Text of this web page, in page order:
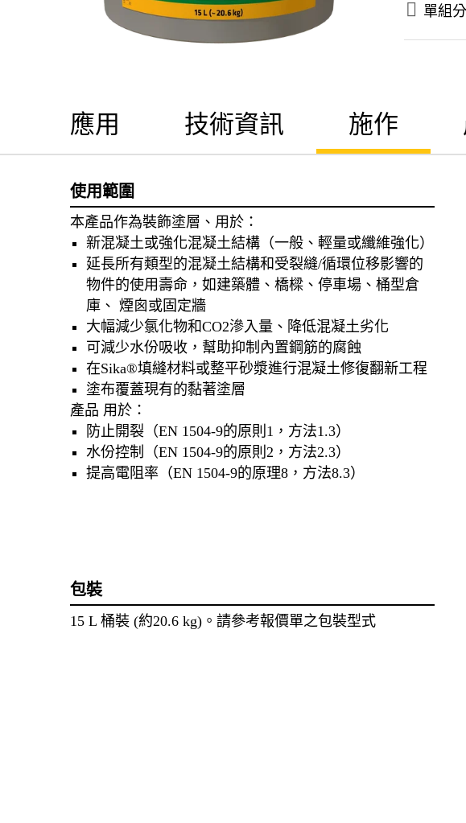
單組
應用 技術資訊 施作
使用範圍
本產品作為裝飾塗層、用於：
新混凝土或強化混凝土結構（一般、輕量或纖維強化）
延長所有類型的混凝土結構和受裂縫/循環位移影響的
物件的使用壽命，如建築體、橋樑、停車場、桶型倉
庫、 煙囪或固定牆
大幅減少氯化物和CO2滲入量、降低混凝土劣化
可減少水份吸收，幫助抑制內置鋼筋的腐蝕
在Sika®填縫材料或整平砂漿進行混凝土修復翻新工程
塗布覆蓋現有的黏著塗層
產品 用於：
防止開裂（EN 1504-9的原則1，方法1.3）
水份控制（EN 1504-9的原則2，方法2.3）
提高電阻率（EN 1504-9的原理8，方法8.3）
包裝
15 L 桶裝 (約20.6 kg)。請參考報價單之包裝型式